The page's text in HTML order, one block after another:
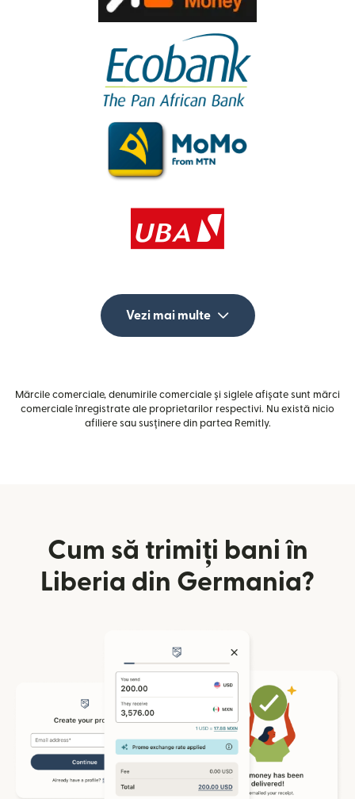
Vezi mai multe
Mărcile comerciale, denumirile comerciale și siglele afișate sunt mărci
comerciale înregistrate ale proprietarilor respectivi. Nu există nicio
afiliere sau susținere din partea Remitly.
Cum să trimiți bani în
Liberia din Germania?